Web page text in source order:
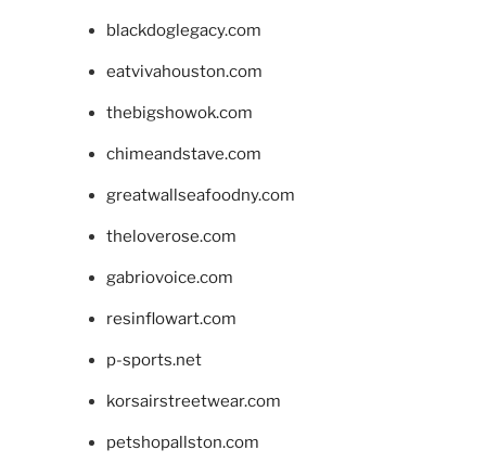
blackdoglegacy.com
eatvivahouston.com
thebigshowok.com
chimeandstave.com
greatwallseafoodny.com
theloverose.com
gabriovoice.com
resinflowart.com
p-sports.net
korsairstreetwear.com
petshopallston.com